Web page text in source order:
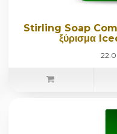
Stirling Soap
ξύρισμα